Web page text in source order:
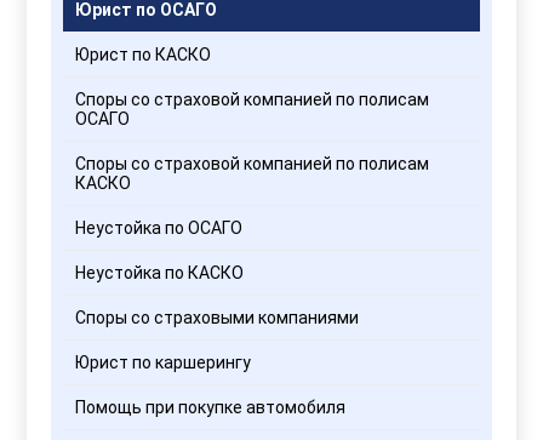
Юрист по ОСАГО
Юрист по КАСКО
Споры со страховой компанией по полисам
ОСАГО
Споры со страховой компанией по полисам
КАСКО
Неустойка по ОСАГО
Неустойка по КАСКО
Споры со страховыми компаниями
Юрист по каршерингу
Помощь при покупке автомобиля